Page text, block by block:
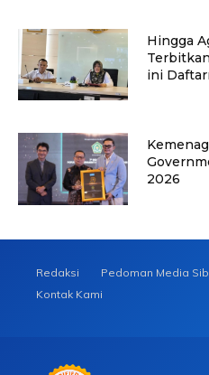
Hingga
ini
2026
Redaksi Pedoman Media
Kontak Kami